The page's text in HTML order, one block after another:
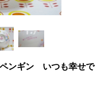
ンギン いつも幸せで